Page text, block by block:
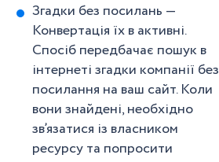
Згадки без посилань —
Конвертація їх в активні.
Спосіб передбачає пошук в
інтернеті згадки компанії без
посилання на ваш сайт. Коли
вони знайдені, необхідно
зв’язатися із власником
ресурсу та попросити